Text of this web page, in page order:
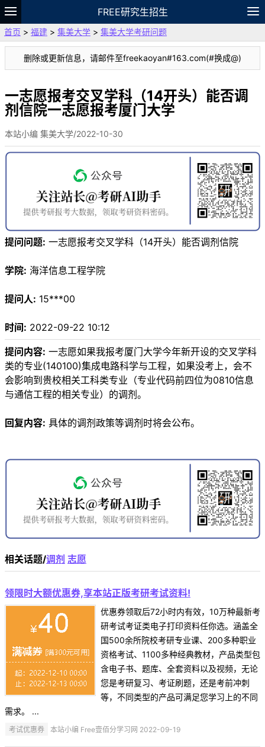
FREE研究生招生
题库
故事 专题 APP 笔记
VIP
资料
首页 > 福建 > 集美大学 > 集美大学考研问题
删除或更新信息，请邮件至freekaoyan#163.com(#换成@)
一志愿报考交叉学科（14开头）能否调
剂信院一志愿报考厦门大学
本站小编 集美大学/2022-10-30
提问问题: 一志愿报考交叉学科（14开头）能否调剂信院
学院: 海洋信息工程学院
提问人: 15***00
时间: 2022-09-22 10:12
提问内容: 一志愿如果我报考厦门大学今年新开设的交叉学科
类的专业(140100)集成电路科学与工程，如果没考上，会不
会影响到贵校相关工科类专业（专业代码前四位为0810信息
与通信工程的相关专业）的调剂。
回复内容: 具体的调剂政策等调剂时将会公布。
相关话题/调剂 志愿
领限时大额优惠券,享本站正版考研考试资料!
优惠券领取后72小时内有效，10万种最新考
研考试考证类电子打印资料任你选。涵盖全
国500余所院校考研专业课、200多种职业
资格考试、1100多种经典教材，产品类型包
含电子书、题库、全套资料以及视频，无论
您是考研复习、考证刷题，还是考前冲刺
等，不同类型的产品可满足您学习上的不同
需求。 ...
考试优惠券 本站小编 Free壹佰分学习网 2022-09-19